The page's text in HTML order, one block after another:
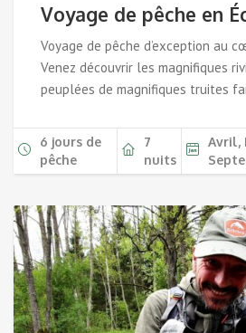
Voyage de pêche en
Voyage de pêche d’exception au
Venez découvrir les magnifiques
peuplées de magnifiques truites
6 jours de
pêche
7
nuits
Avril,